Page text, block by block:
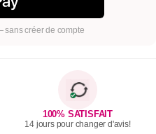
sans créer de compte
100% SATISFAIT
14 jours pour changer d'avis!